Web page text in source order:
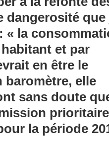
dangerosité que
« la
et par
en être le
baromètre, elle
sans doute
la période